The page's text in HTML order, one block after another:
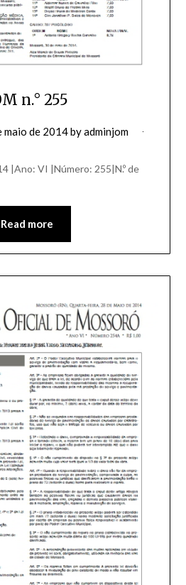
n.° 255
maio de 2014byadminjom
|Ano: VI |Número: 255|N.º de
Read more